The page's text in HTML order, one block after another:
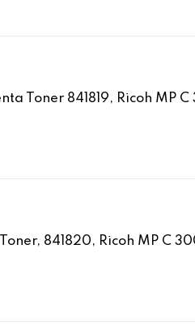
Toner 841819, Ricoh MP
841820, Ricoh MP C